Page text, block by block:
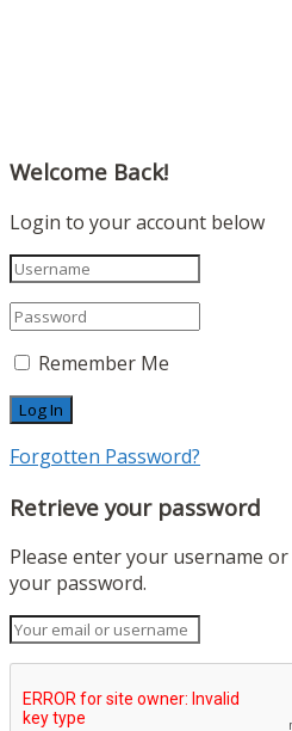
Welcome Back!
Login to your account below
Remember Me
Forgotten Password?
Retrieve your password
Please enter your username
your password.